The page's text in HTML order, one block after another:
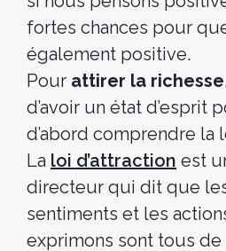
fortes chances pour
également positive.
Pour attirer la richesse
d’avoir un état d’esprit
d’abord comprendre la
La loi d’attraction est
directeur qui dit que
sentiments et les
exprimons sont tous de